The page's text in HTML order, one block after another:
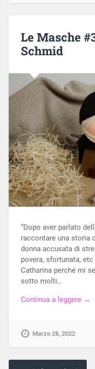
Le Masche
Schmid
“Dopo aver parlato
raccontare una storia
donna accusata di
povera, sfortunata,
Catharina perché mi
sotto molti…
Continua a leggere →
Marzo 28, 2022